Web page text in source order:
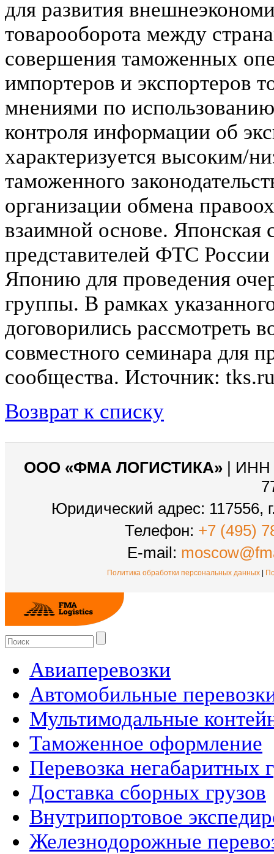
для развития
товарооборота между
совершения таможенных
импортеров и экспортеров
мнениями по
контроля информации об
характеризуется высоким/
таможенного
организации обмена
взаимной основе. Японская
представителей ФТС
Японию для проведения
группы. В рамках
договорились рассмотреть
совместного семинара для
сообщества. Источник:
Возврат к списку
ООО «ФМА ЛОГИСТИКА» | ИНН
Юридический адрес: 117556,
Телефон: +7 (495)
E-mail:
Политика обработки персональных данных |
Авиаперевозки
Автомобильные
Мультимодальные
Таможенное оформление
Перевозка негабаритных
Доставка сборных грузов
Внутрипортовое
Железнодорожные